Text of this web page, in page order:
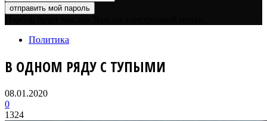
Политика
В ОДНОМ РЯДУ С ТУПЫМИ
08.01.2020
0
1324